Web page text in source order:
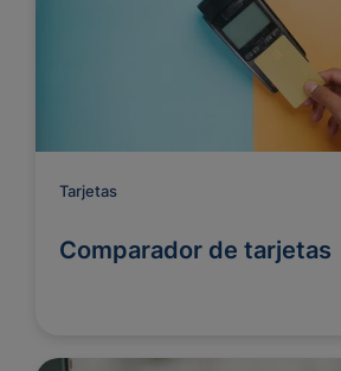
Tarjetas
Comparador de tarjetas